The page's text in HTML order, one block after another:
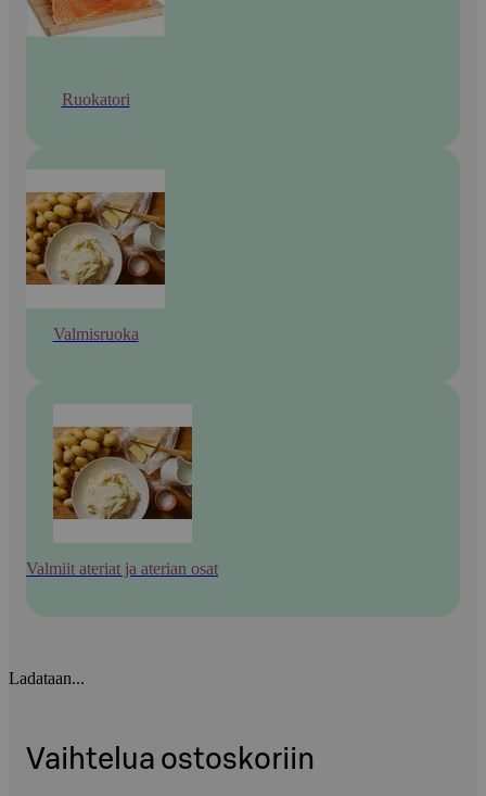
Ruokatori
Valmisruoka
Valmiit ateriat ja aterian osat
Ladataan...
Vaihtelua ostoskoriin